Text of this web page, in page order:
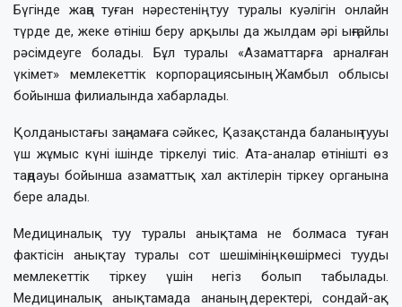
Бүгінде жаңа туған нәрестенің туу туралы куәлігін онлайн
түрде де, жеке өтініш беру арқылы да жылдам әрі ыңғайлы
рәсімдеуге болады. Бұл туралы «Азаматтарға арналған
үкімет» мемлекеттік корпорациясының Жамбыл облысы
бойынша филиалында хабарлады.
Қолданыстағы заңнамаға сәйкес, Қазақстанда баланың тууы
үш жұмыс күні ішінде тіркелуі тиіс. Ата-аналар өтінішті өз
таңдауы бойынша азаматтық хал актілерін тіркеу органына
бере алады.
Медициналық туу туралы анықтама не болмаса туған
фактісін анықтау туралы сот шешімінің көшірмесі тууды
мемлекеттік тіркеу үшін негіз болып табылады.
Медициналық анықтамада ананың деректері, сондай-ақ